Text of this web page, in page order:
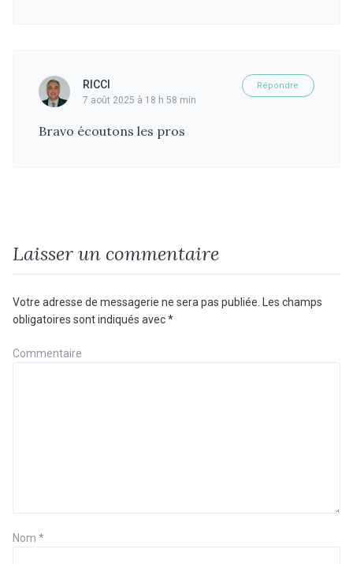
RICCI
7 août 2025 à 18 h 58 min
Bravo écoutons les pros
Répondre
Laisser un commentaire
Votre adresse de messagerie ne sera pas publiée. Les champs
obligatoires sont indiqués avec*
Commentaire
Nom *